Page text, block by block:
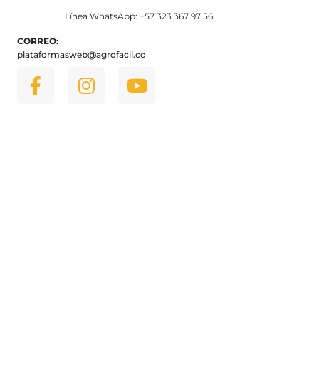
Línea WhatsApp: +57 323 367 97 56
CORREO:
plataformasweb@agrofacil.co